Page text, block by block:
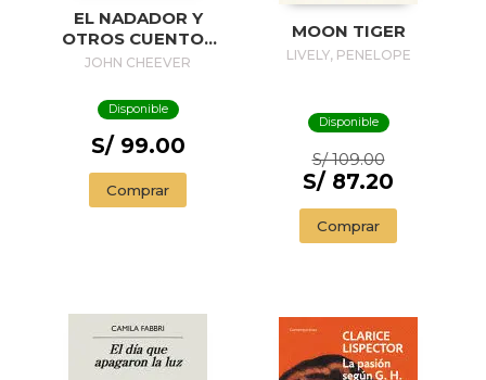
EL NADADOR Y
OTROS CUENTOS
(EDICIÓN
SWIMMER AND
OTHER STORIES (
ILLUSTRADED
JOHN CHEEVER
Disponible
S/ 99.00
Comprar
MOON TIGER
LIVELY, PENELOPE
Disponible
S/ 109.00
S/ 87.20
Comprar